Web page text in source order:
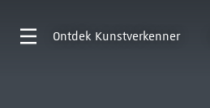
Ontdek Kunstverkenner